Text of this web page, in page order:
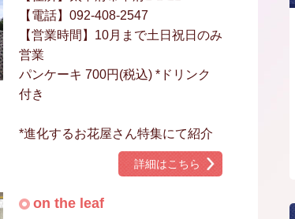
【電話】092-408-2547
【営業時間】10月まで土日祝日のみ
営業
パンケーキ 700円(税込) *ドリンク
付き
*進化するお花屋さん特集にて紹介
詳細はこちら
on the leaf